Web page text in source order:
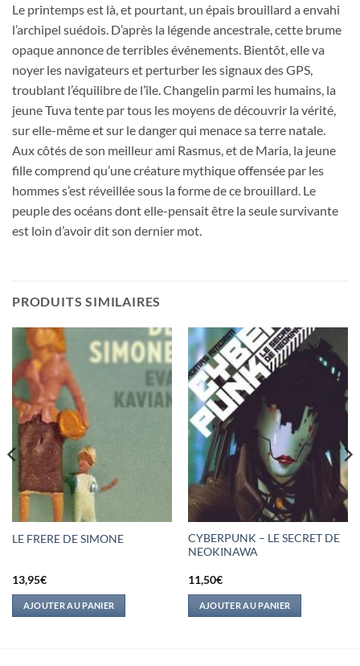
Le printemps est là, et pourtant, un épais brouillard a envahi
l’archipel suédois. D’après la légende ancestrale, cette brume
opaque annonce de terribles événements. Bientôt, elle va
noyer les navigateurs et perturber les signaux des GPS,
troublant l’équilibre de l’île. Changelin parmi les humains, la
jeune Tuva tente par tous les moyens de découvrir la vérité,
sur elle-même et sur le danger qui menace sa terre natale.
Aux côtés de son meilleur ami Rasmus, et de Maria, la jeune
fille comprend qu’une créature mythique offensée par les
hommes s’est réveillée sous la forme de ce brouillard. Le
peuple des océans dont elle-pensait être la seule survivante
est loin d’avoir dit son dernier mot.
PRODUITS SIMILAIRES
LE FRERE DE SIMONE
13,95€
AJOUTER AU PANIER
CYBERPUNK – LE SECRET DE
NEOKINAWA
11,50€
AJOUTER AU PANIER